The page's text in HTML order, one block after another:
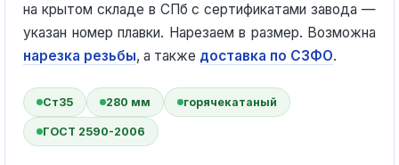
на крытом складе в СПб с сертификатами завода —
указан номер плавки. Нарезаем в размер. Возможна
нарезка резьбы, а также доставка по СЗФО.
Ст35 280 мм горячекатаный
ГОСТ 2590-2006